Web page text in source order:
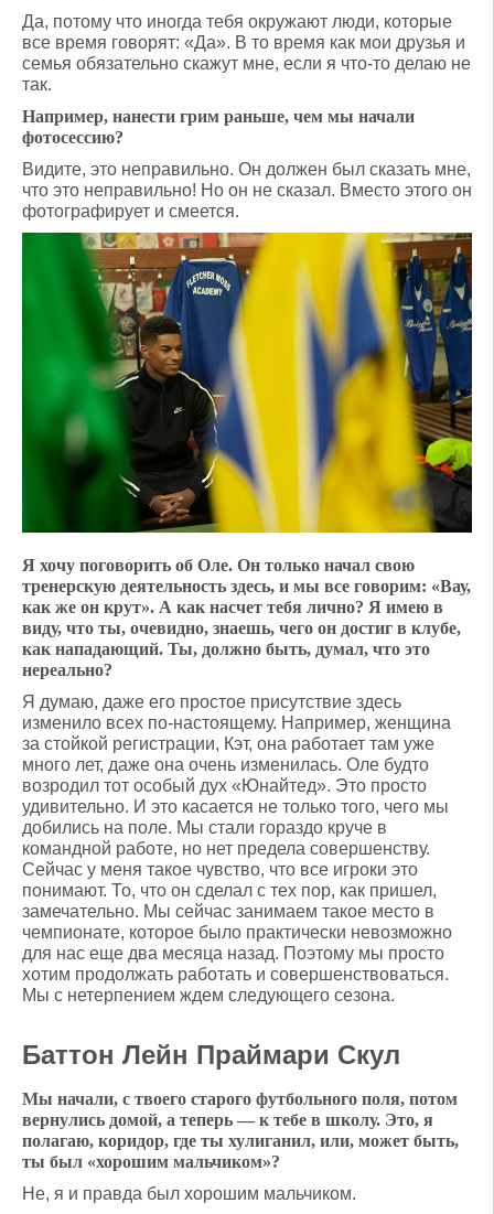
Да, потому что иногда тебя окружают люди, которые
все время говорят: «Да». В то время как мои друзья и
семья обязательно скажут мне, если я что-то делаю не
так.
Например, нанести грим раньше, чем мы начали
фотосессию?
Видите, это неправильно. Он должен был сказать мне,
что это неправильно! Но он не сказал. Вместо этого он
фотографирует и смеется.
Я хочу поговорить об Оле. Он только начал свою
тренерскую деятельность здесь, и мы все говорим: «Вау,
как же он крут». А как насчет тебя лично? Я имею в
виду, что ты, очевидно, знаешь, чего он достиг в клубе,
как нападающий. Ты, должно быть, думал, что это
нереально?
Я думаю, даже его простое присутствие здесь
изменило всех по-настоящему. Например, женщина
за стойкой регистрации, Кэт, она работает там уже
много лет, даже она очень изменилась. Оле будто
возродил тот особый дух «Юнайтед». Это просто
удивительно. И это касается не только того, чего мы
добились на поле. Мы стали гораздо круче в
командной работе, но нет предела совершенству.
Сейчас у меня такое чувство, что все игроки это
понимают. То, что он сделал с тех пор, как пришел,
замечательно. Мы сейчас занимаем такое место в
чемпионате, которое было практически невозможно
для нас еще два месяца назад. Поэтому мы просто
хотим продолжать работать и совершенствоваться.
Мы с нетерпением ждем следующего сезона.
Баттон Лейн Праймари Скул
Мы начали, с твоего старого футбольного поля, потом
вернулись домой, а теперь — к тебе в школу. Это, я
полагаю, коридор, где ты хулиганил, или, может быть,
ты был «хорошим мальчиком»?
Не, я и правда был хорошим мальчиком.